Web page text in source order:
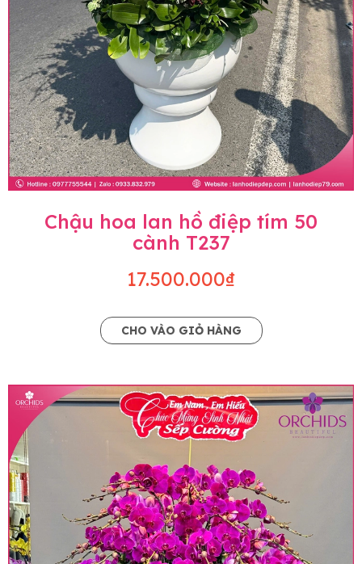
Chậu hoa lan hồ điệp tím 50
cành T237
17.500.000₫
CHO VÀO GIỎ HÀNG